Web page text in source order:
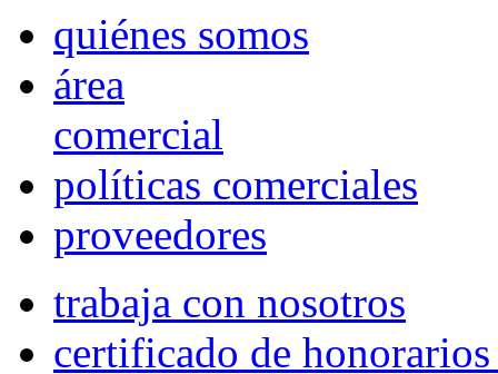
quiénes somos
área
comercial
políticas comerciales
proveedores
trabaja con nosotros
certificado de